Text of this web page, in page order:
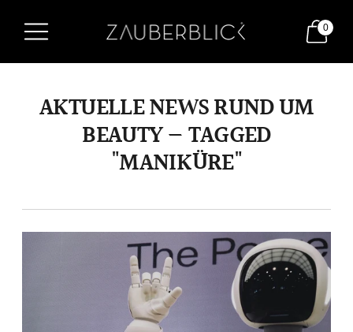
0
AKTUELLE NEWS RUND UM
BEAUTY — TAGGED
"MANIKÜRE"